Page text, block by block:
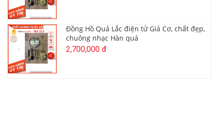
Đồng Hồ Quả Lắc điện tử Giả Cơ, chất đẹp,
chuông nhạc Hàn quá
2,700,000 đ